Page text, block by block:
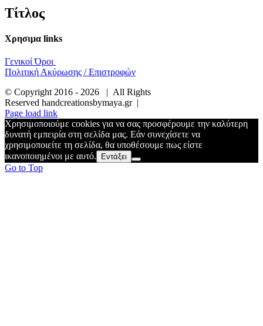
Τίτλος
Χρησιμα links
Γενικοί Όροι
Πολιτική Ακύρωσης / Επιστροφών
© Copyright 2016 - 2026 | All Rights
Reserved handcreationsbymaya.gr |
Page load link
Χρησιμοποιούμε cookies για να σας προσφέρουμε την καλύτερη
δυνατή εμπειρία στη σελίδα μας. Εάν συνεχίσετε να
χρησιμοποιείτε τη σελίδα, θα υποθέσουμε πως είστε
ικανοποιημένοι με αυτό.
Εντάξει
Go to Top